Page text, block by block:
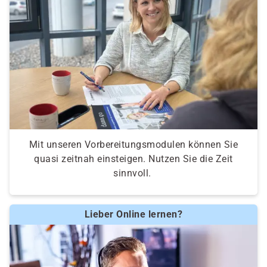
Schaltungen, logische Operatoren,
Wahrheitstabellen
Grundlagen der Programmierung:
Entwicklungszyklus, Werkzeuge, variable
Datentypen, Kontrollstrukturen
Gegenüberstellung der Fachrichtungen:
Vorstellung Lehrplan Systemintegration
Pro und Contra für persönliche Interessen und
die Berufe „Fachinformatiker“ in der Praxis
Kompetenzfeststellung:
Einstufungstest und Eignungsfeststellung,
persönliches Gespräch zum Thema Umschulung,
Mit unseren Vorbereitungsmodulen können Sie
quasi zeitnah einsteigen. Nutzen Sie die Zeit
sinnvoll.
Lieber Online lernen?